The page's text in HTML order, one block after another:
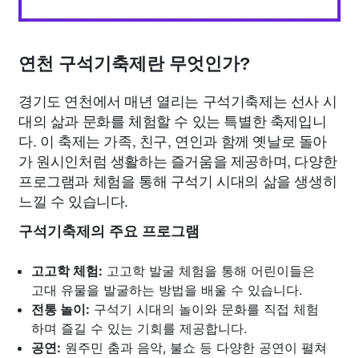
연천 구석기축제란 무엇인가?
경기도 연천에서 매년 열리는 구석기축제는 선사 시
대의 삶과 문화를 체험할 수 있는 특별한 축제입니
다. 이 축제는 가족, 친구, 연인과 함께 옛날로 돌아
가 원시인처럼 생활하는 즐거움을 제공하며, 다양한
프로그램과 체험을 통해 구석기 시대의 삶을 생생히
느낄 수 있습니다.
구석기축제의 주요 프로그램
고고학 체험: 고고학 발굴 체험을 통해 어린이들은
고대 유물을 발굴하는 방법을 배울 수 있습니다.
전통 놀이: 구석기 시대의 놀이와 문화를 직접 체험
하며 즐길 수 있는 기회를 제공합니다.
공연: 원주민 춤과 음악, 불쇼 등 다양한 공연이 펼쳐